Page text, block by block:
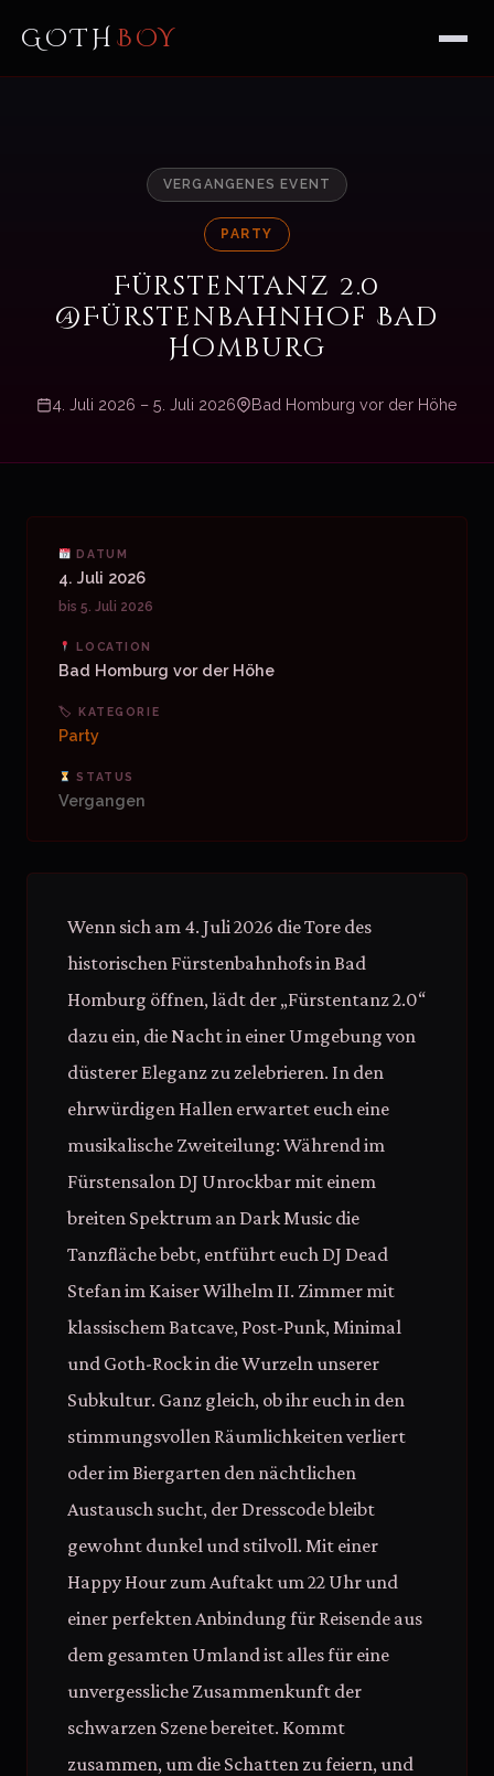
GOTH BOY
VERGANGENES EVENT
PARTY
Fürstentanz 2.0
@Fürstenbahnhof Bad
Homburg
4. Juli 2026 – 5. Juli 2026 Bad Homburg vor der Höhe
DATUM
4. Juli 2026
bis 5. Juli 2026
LOCATION
Bad Homburg vor der Höhe
🏷 KATEGORIE
Party
STATUS
Vergangen
Wenn sich am 4. Juli 2026 die Tore des
historischen Fürstenbahnhofs in Bad
Homburg öffnen, lädt der „Fürstentanz 2.0“
dazu ein, die Nacht in einer Umgebung von
düsterer Eleganz zu zelebrieren. In den
ehrwürdigen Hallen erwartet euch eine
musikalische Zweiteilung: Während im
Fürstensalon DJ Unrockbar mit einem
breiten Spektrum an Dark Music die
Tanzfläche bebt, entführt euch DJ Dead
Stefan im Kaiser Wilhelm II. Zimmer mit
klassischem Batcave, Post-Punk, Minimal
und Goth-Rock in die Wurzeln unserer
Subkultur. Ganz gleich, ob ihr euch in den
stimmungsvollen Räumlichkeiten verliert
oder im Biergarten den nächtlichen
Austausch sucht, der Dresscode bleibt
gewohnt dunkel und stilvoll. Mit einer
Happy Hour zum Auftakt um 22 Uhr und
einer perfekten Anbindung für Reisende aus
dem gesamten Umland ist alles für eine
unvergessliche Zusammenkunft der
schwarzen Szene bereitet. Kommt
zusammen, um die Schatten zu feiern, und